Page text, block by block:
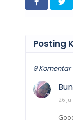
Posting
9 Komentar
26 Juli